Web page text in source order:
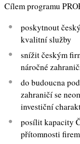
Cílem programu
poskytnout
kvalitní služby
snížit českým
náročné
do budoucna
zahraničí se
investiční
posílit kapacity
přítomnosti